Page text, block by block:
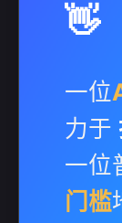
👋
一位
力于
一位
门槛